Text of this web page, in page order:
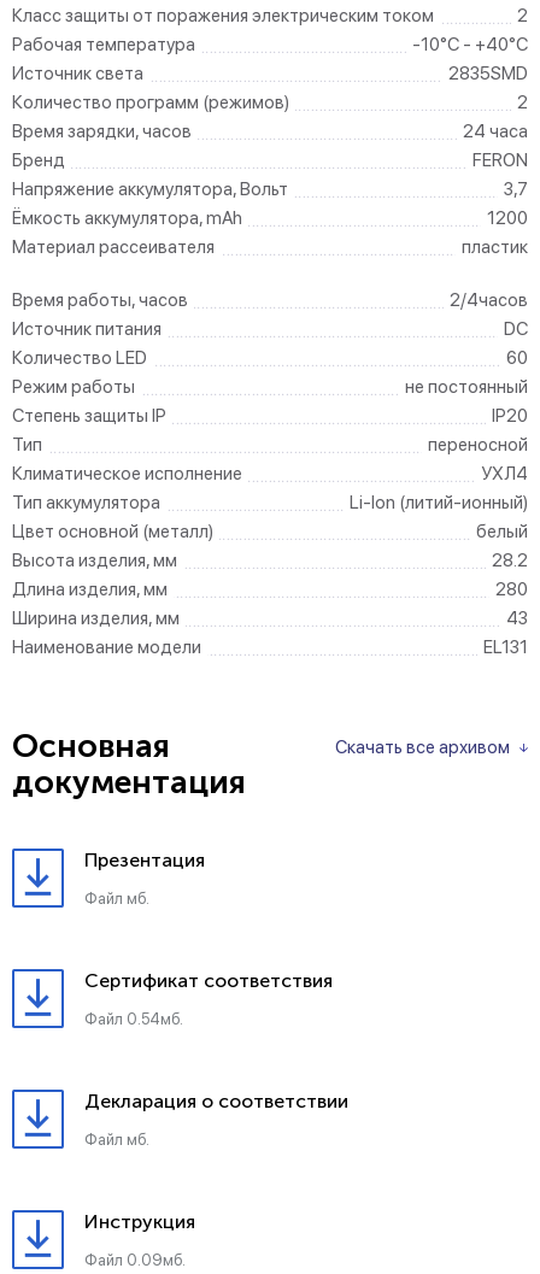
Класс защиты от поражения электрическим током
2
Рабочая температура
-10°C - +40°C
Источник света
2835SMD
Количество программ (режимов)
2
Время зарядки, часов
24 часа
Бренд
FERON
Напряжение аккумулятора, Вольт
3,7
Ёмкость аккумулятора, mAh
1200
Материал рассеивателя
пластик
Время работы, часов
2/4часов
Источник питания
DC
Количество LED
60
Режим работы
не постоянный
Степень защиты IP
IP20
Тип
переносной
Климатическое исполнение
УХЛ4
Тип аккумулятора
Li-Ion (литий-ионный)
Цвет основной (металл)
белый
Высота изделия, мм
28.2
Длина изделия, мм
280
Ширина изделия, мм
43
Наименование модели
EL131
Скачать все архивом
Основная
документация
Презентация
Файл мб.
Сертификат соответствия
Файл 0.54мб.
Декларация о соответствии
Файл мб.
Инструкция
Файл 0.09мб.